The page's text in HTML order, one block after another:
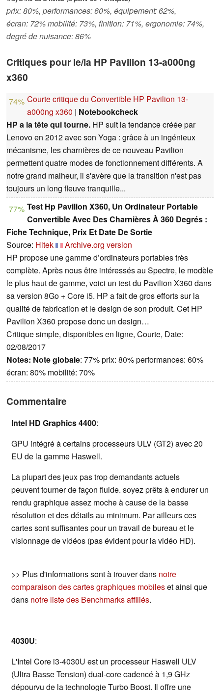
prix: 80%, performances: 60%, équipement: 62%,
écran: 72% mobilité: 73%, finition: 71%, ergonomie: 74%,
degré de nuisance: 86%
Critiques pour le/la HP Pavilion 13-a000ng
x360
74% Courte critique du Convertible HP Pavilion 13-
a000ng x360 | Notebookcheck
HP a la tête qui tourne. HP suit la tendance créée par
Lenovo en 2012 avec son Yoga : grâce à un ingénieux
mécanisme, les charnières de ce nouveau Pavilion
permettent quatre modes de fonctionnement différents. A
notre grand malheur, il s'avère que la transition n'est pas
toujours un long fleuve tranquille...
77% Test Hp Pavilion X360, Un Ordinateur Portable
Convertible Avec Des Charnières À 360 Degrés :
Fiche Technique, Prix Et Date De Sortie
Source: Hitek
Archive.org version
HP propose une gamme d’ordinateurs portables très
complète. Après nous être intéressés au Spectre, le modèle
le plus haut de gamme, voici un test du Pavilion X360 dans
sa version 8Go + Core i5. HP a fait de gros efforts sur la
qualité de fabrication et le design de son produit. Cet HP
Pavilion X360 propose donc un design…
Critique simple, disponibles en ligne, Courte, Date:
02/08/2017
Notes: Note globale: 77% prix: 80% performances: 60%
écran: 80% mobilité: 70%
Commentaire
Intel HD Graphics 4400:
GPU intégré à certains processeurs ULV (GT2) avec 20
EU de la gamme Haswell.
La plupart des jeux pas trop demandants actuels
peuvent tourner de façon fluide. soyez prêts à endurer un
rendu graphique assez moche à cause de la basse
résolution et des détails au minimum. Par ailleurs ces
cartes sont suffisantes pour un travail de bureau et le
visionnage de vidéos (pas évident pour la vidéo HD).
>> Plus d'informations sont à trouver dans notre
comparaison des cartes graphiques mobileset ainsi que
dans notre liste des Benchmarks affiliés.
4030U:
L'Intel Core i3-4030U est un processeur Haswell ULV
(Ultra Basse Tension) dual-core cadencé à 1,9 GHz
dépourvu de la technologie Turbo Boost. Il offre une